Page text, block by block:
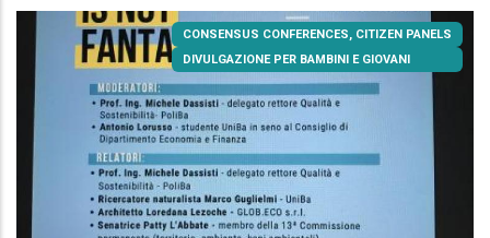
CONSENSUS CONFERENCES, CITIZEN PANELS
DIVULGAZIONE PER BAMBINI E GIOVANI